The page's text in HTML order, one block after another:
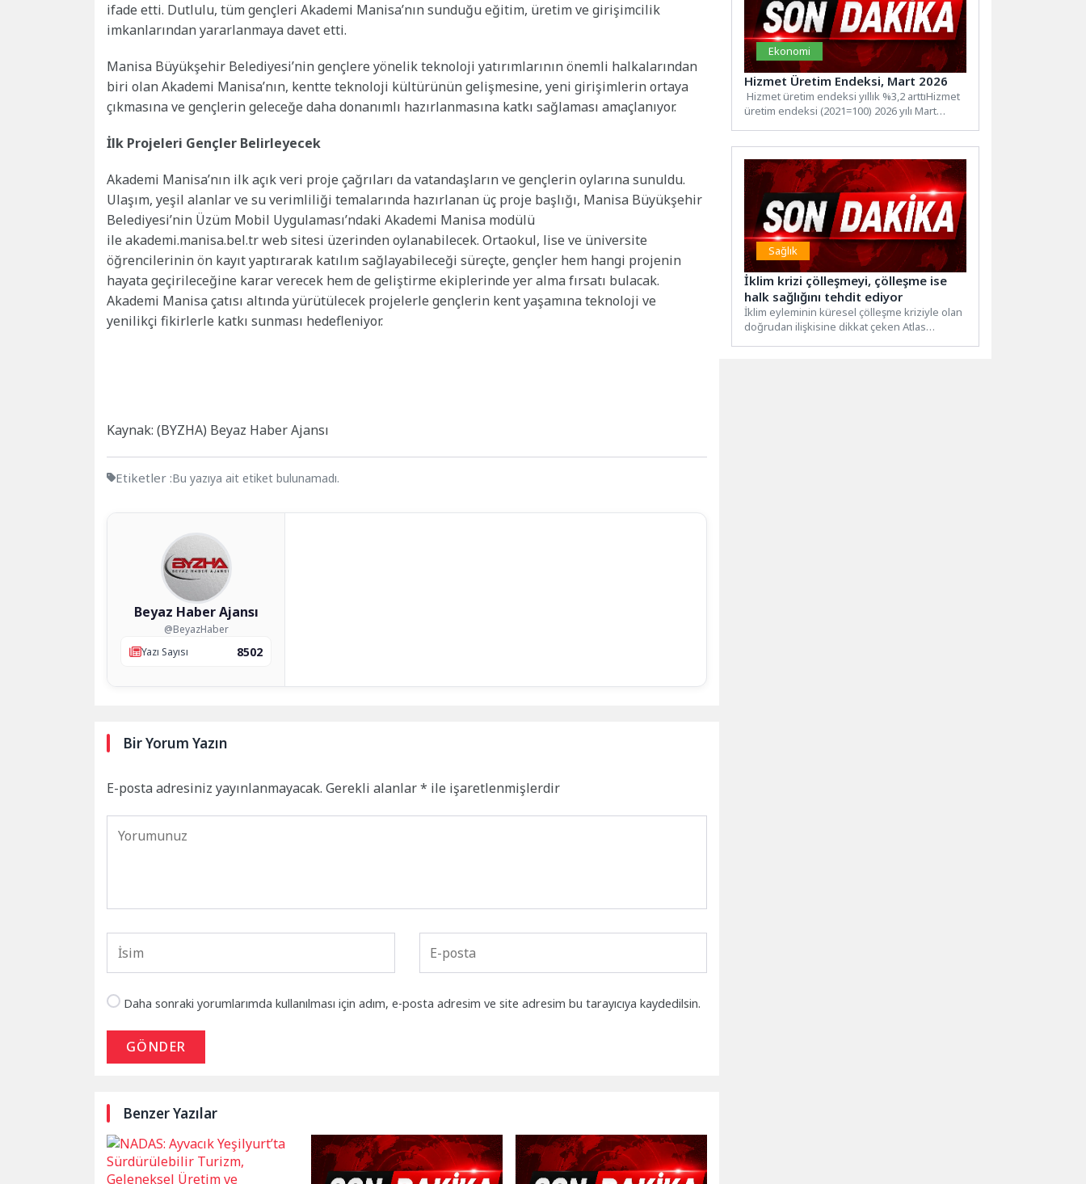
ifade etti. Dutlulu, tüm gençleri Akademi Manisa’nın sunduğu eğitim, üretim ve girişimcilik
imkanlarından yararlanmaya davet etti.
Manisa Büyükşehir Belediyesi’nin gençlere yönelik teknoloji yatırımlarının önemli halkalarından
biri olan Akademi Manisa’nın, kentte teknoloji kültürünün gelişmesine, yeni girişimlerin ortaya
çıkmasına ve gençlerin geleceğe daha donanımlı hazırlanmasına katkı sağlaması amaçlanıyor.
İlk Projeleri Gençler Belirleyecek
Akademi Manisa’nın ilk açık veri proje çağrıları da vatandaşların ve gençlerin oylarına sunuldu.
Ulaşım, yeşil alanlar ve su verimliliği temalarında hazırlanan üç proje başlığı, Manisa Büyükşehir
Belediyesi’nin Üzüm Mobil Uygulaması’ndaki Akademi Manisa modülü
ile akademi.manisa.bel.tr web sitesi üzerinden oylanabilecek. Ortaokul, lise ve üniversite
öğrencilerinin ön kayıt yaptırarak katılım sağlayabileceği süreçte, gençler hem hangi projenin
hayata geçirileceğine karar verecek hem de geliştirme ekiplerinde yer alma fırsatı bulacak.
Akademi Manisa çatısı altında yürütülecek projelerle gençlerin kent yaşamına teknoloji ve
yenilikçi fikirlerle katkı sunması hedefleniyor.
Kaynak: (BYZHA) Beyaz Haber Ajansı
Etiketler :Bu yazıya ait etiket bulunamadı.
Beyaz Haber Ajansı
@BeyazHaber
Yazı Sayısı
8502
Bir Yorum Yazın
E-posta adresiniz yayınlanmayacak. Gerekli alanlar* ile işaretlenmişlerdir
Daha sonraki yorumlarımda kullanılması için adım, e-posta adresim ve site adresim bu tarayıcıya kaydedilsin.
GÖNDER
Benzer Yazılar
Ekonomi
Hizmet Üretim Endeksi, Mart 2026
Hizmet üretim endeksi yıllık %3,2 arttıHizmet
üretim endeksi (2021=100) 2026 yılı Mart
Sağlık
İklim krizi çölleşmeyi, çölleşme ise
halk sağlığını tehdit ediyor
İklim eyleminin küresel çölleşme kriziyle olan
doğrudan ilişkisine dikkat çeken Atlas